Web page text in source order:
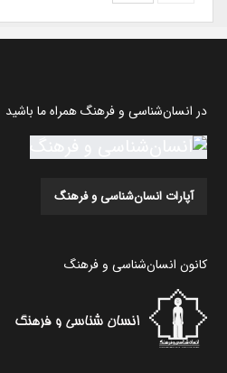
در انسان‌شناسی و فرهنگ همراه ما باشید
آپارات انسان‌شناسی و فرهنگ
کانون انسان‌شناسی و فرهنگ